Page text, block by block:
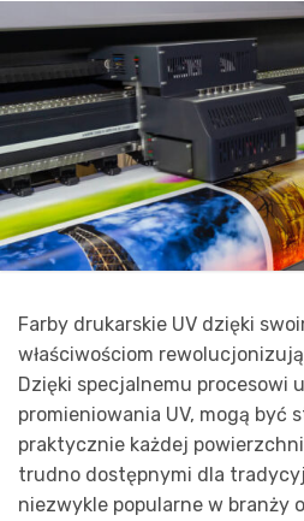
Farby drukarskie UV dzięki
właściwościom
Dzięki specjalnemu procesowi
promieniowania UV, mogą być
praktycznie każdej
trudno dostępnymi dla
niezwykle popularne w branży